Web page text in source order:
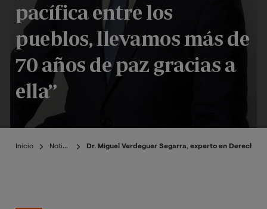
pacífica entre los
pueblos, llevamos más de
70 años de paz gracias a
ella”
Inicio Noticias Dr. Miguel Verdeguer Segarra, experto en Derecho